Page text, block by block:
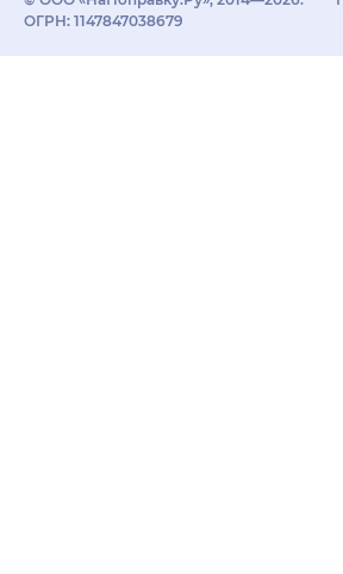
ОГРН: 1147847038679